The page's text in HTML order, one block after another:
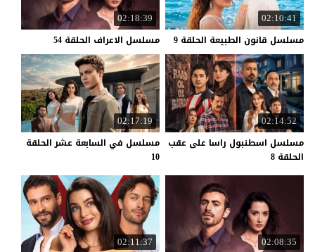
02:10:41
مسلسل قانون الطبيعة الحلقة 9
02:18:39
مسلسل الاعراف الحلقة 54
02:14:52
مسلسل اسطنبول راسا على عقب
الحلقة 8
02:17:19
مسلسل في السابعة عشر الحلقة
10
02:08:35
02:11:37